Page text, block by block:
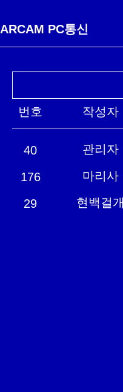
ARCAM PC통신
번호 작성자
40 관리자
176 마리사
29 현백걸개